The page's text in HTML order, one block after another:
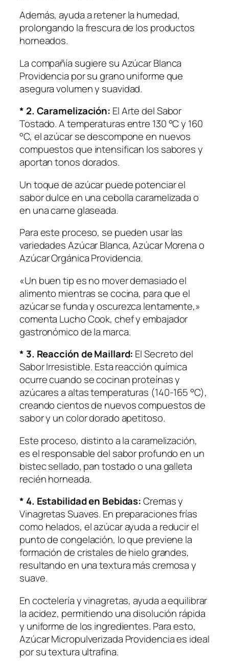
Además, ayuda a retener la humedad,
prolongando la frescura de los productos
horneados.
La compañía sugiere su Azúcar Blanca
Providencia por su grano uniforme que
asegura volumen y suavidad.
* 2. Caramelización: El Arte del Sabor
Tostado. A temperaturas entre 130 °C y 160
°C, el azúcar se descompone en nuevos
compuestos que intensifican los sabores y
aportan tonos dorados.
Un toque de azúcar puede potenciar el
sabor dulce en una cebolla caramelizada o
en una carne glaseada.
Para este proceso, se pueden usar las
variedades Azúcar Blanca, Azúcar Morena o
Azúcar Orgánica Providencia.
«Un buen tip es no mover demasiado el
alimento mientras se cocina, para que el
azúcar se funda y oscurezca lentamente,»
comenta Lucho Cook, chef y embajador
gastronómico de la marca.
* 3. Reacción de Maillard: El Secreto del
Sabor Irresistible. Esta reacción química
ocurre cuando se cocinan proteínas y
azúcares a altas temperaturas (140-165 °C),
creando cientos de nuevos compuestos de
sabor y un color dorado apetitoso.
Este proceso, distinto a la caramelización,
es el responsable del sabor profundo en un
bistec sellado, pan tostado o una galleta
recién horneada.
* 4. Estabilidad en Bebidas:Cremas y
Vinagretas Suaves. En preparaciones frías
como helados, el azúcar ayuda a reducir el
punto de congelación, lo que previene la
formación de cristales de hielo grandes,
resultando en una textura más cremosa y
suave.
En coctelería y vinagretas, ayuda a equilibrar
la acidez, permitiendo una disolución rápida
y uniforme de los ingredientes. Para esto,
Azúcar Micropulverizada Providencia es ideal
por su textura ultrafina.